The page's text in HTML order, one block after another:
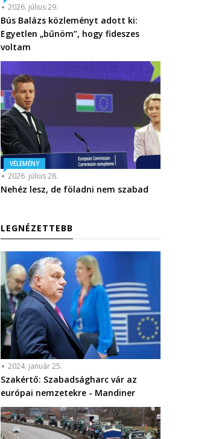
2026. július 29.
Bús Balázs közleményt adott ki:
Egyetlen „bűnöm”, hogy fideszes
voltam
VÉLEMÉNY
2026. július 28.
Nehéz lesz, de föladni nem szabad
LEGNÉZETTEBB
2024. január 25.
Szakértő: Szabadságharc vár az
európai nemzetekre - Mandiner